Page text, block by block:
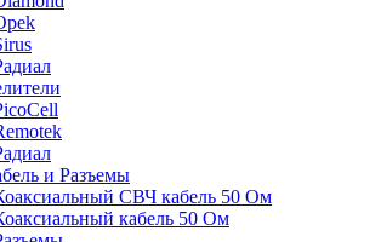
и Разъемы
СВЧ кабель 50 Ом
кабель 50 Ом